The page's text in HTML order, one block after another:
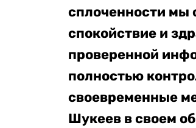
сплоченности мы
спокойствие и
проверенной
полностью
своевременные
Шукеев в своем